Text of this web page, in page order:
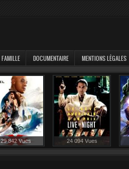
FAMILLE DOCUMENTAIRE MENTIONS LÉGALES
29 842 Vues 24 094 Vues